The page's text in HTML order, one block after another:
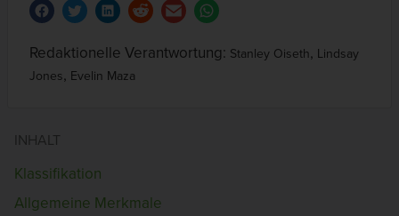
Redaktionelle Verantwortung: Stanley Oiseth, Lindsay
Jones, Evelin Maza
INHALT
Klassifikation
Allgemeine Merkmale